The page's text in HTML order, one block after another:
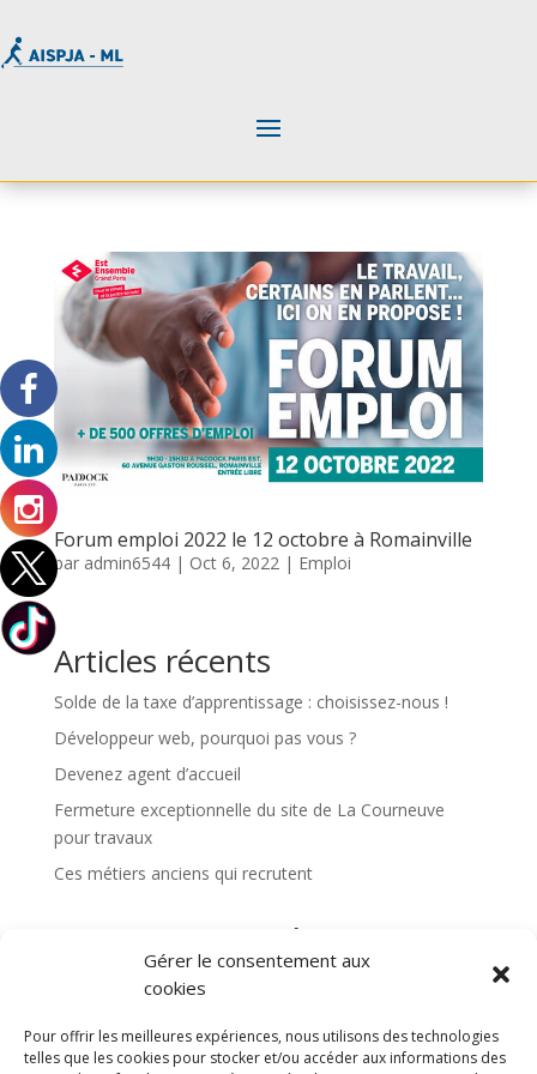
Gérer le consentement aux
cookies
Pour offrir les meilleures expériences, nous utilisons des technologies
telles que les cookies pour stocker et/ou accéder aux informations des
Forum emploi 2022 le 12 octobre à Romainville
par admin6544| Oct 6, 2022| Emploi
Articles récents
Solde de la taxe d’apprentissage : choisissez-nous !
Développeur web, pourquoi pas vous ?
Devenez agent d’accueil
Fermeture exceptionnelle du site de La Courneuve
pour travaux
Ces métiers anciens qui recrutent
Commentaires récents
Aucun commentaire à afficher.